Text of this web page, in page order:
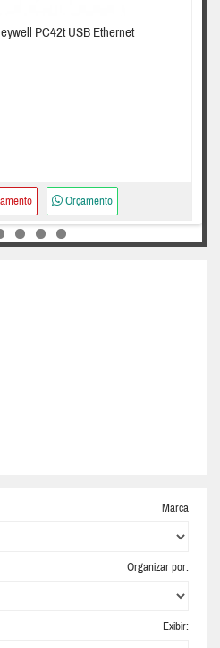
PC42t USB Ethernet
Orçamento
Marca
Organizar por:
Exibir: